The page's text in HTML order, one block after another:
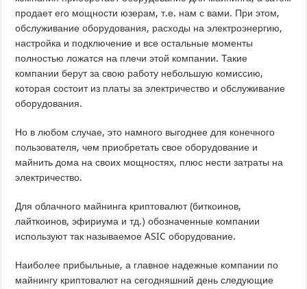
продает его мощности юзерам, т.е. нам с вами. При этом,
обслуживание оборудования, расходы на электроэнергию,
настройка и подключение и все остальные моменты
полностью ложатся на плечи этой компании. Такие
компании берут за свою работу небольшую комиссию,
которая состоит из платы за электричество и обслуживание
оборудования.
Но в любом случае, это намного выгоднее для конечного
пользователя, чем приобретать свое оборудование и
майнить дома на своих мощностях, плюс нести затраты на
электричество.
Для облачного майнинга криптовалют (биткоинов,
лайткоинов, эфириума и тд.) обозначенные компании
используют так называемое ASIC оборудование.
Наиболее прибыльные, а главное надежные компании по
майнингу криптовалют на сегодняшний день следующие